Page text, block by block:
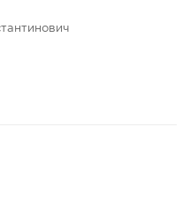
транспорта,
шаговой доступности. При